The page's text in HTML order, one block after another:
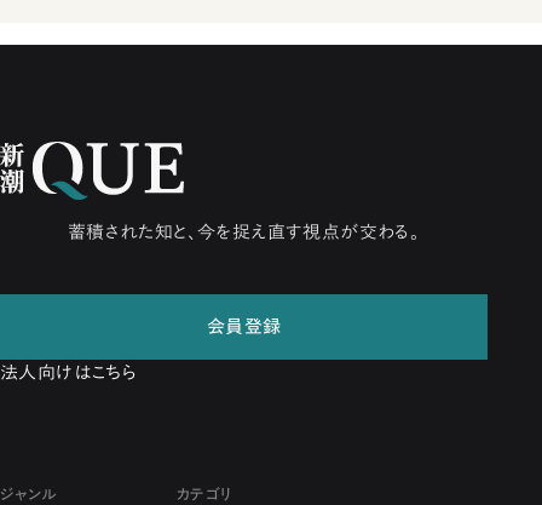
蓄積された知と、今を捉え直す視点が交わる。
会員登録
法人向けはこちら
ジャンル カテゴリ